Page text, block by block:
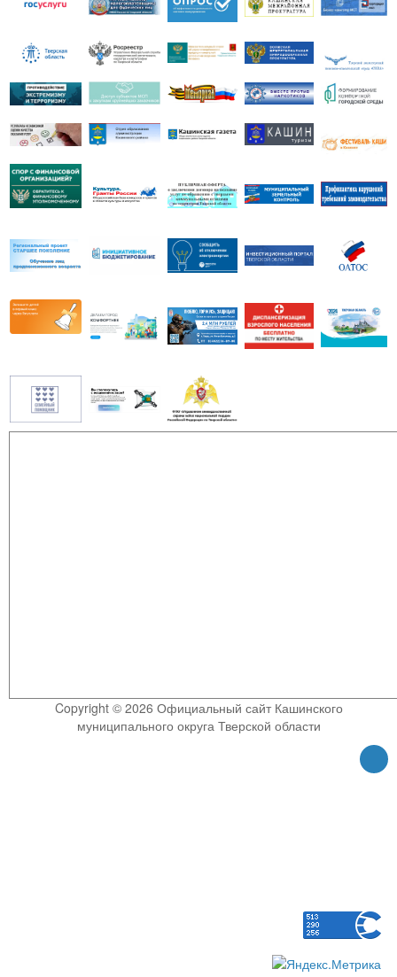
Copyright © 2026 Официальный сайт Кашинского
муниципального округа Тверской области